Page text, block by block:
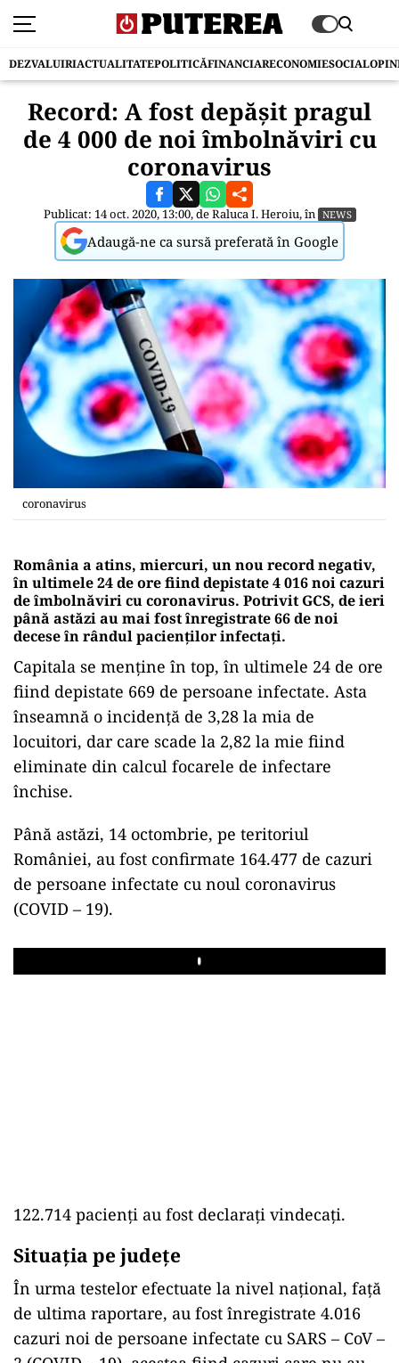
DEZVALUIRIACTUALITATEPOLITICĂFINANCIARECONOMIESOCIAL
Record: A fost depășit pragul
de 4 000 de noi îmbolnăviri cu
coronavirus
Publicat: 14 oct. 2020, 13:00, deRaluca I. Heroiu, în NEWS
Adaugă-ne ca sursă preferată în Google
coronavirus
România a atins, miercuri, un nou record negativ,
în ultimele 24 de ore fiind depistate 4 016 noi cazuri
de îmbolnăviri cu coronavirus. Potrivit GCS, de ieri
până astăzi au mai fost înregistrate 66 de noi
decese în rândul pacienților infectați.
Capitala se menține în top, în ultimele 24 de ore
fiind depistate 669 de persoane infectate. Asta
înseamnă o incidență de 3,28 la mia de
locuitori, dar care scade la 2,82 la mie fiind
eliminate din calcul focarele de infectare
închise.
Până astăzi, 14 octombrie, pe teritoriul
României, au fost confirmate 164.477 de cazuri
de persoane infectate cu noul coronavirus
(COVID – 19).
Play
122.714 pacienți au fost declarați vindecați.
Situația pe județe
În urma testelor efectuate la nivel național, față
de ultima raportare, au fost înregistrate 4.016
cazuri noi de persoane infectate cu SARS – CoV –